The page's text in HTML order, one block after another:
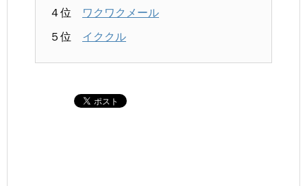
４位 ワクワクメール
５位 イククル